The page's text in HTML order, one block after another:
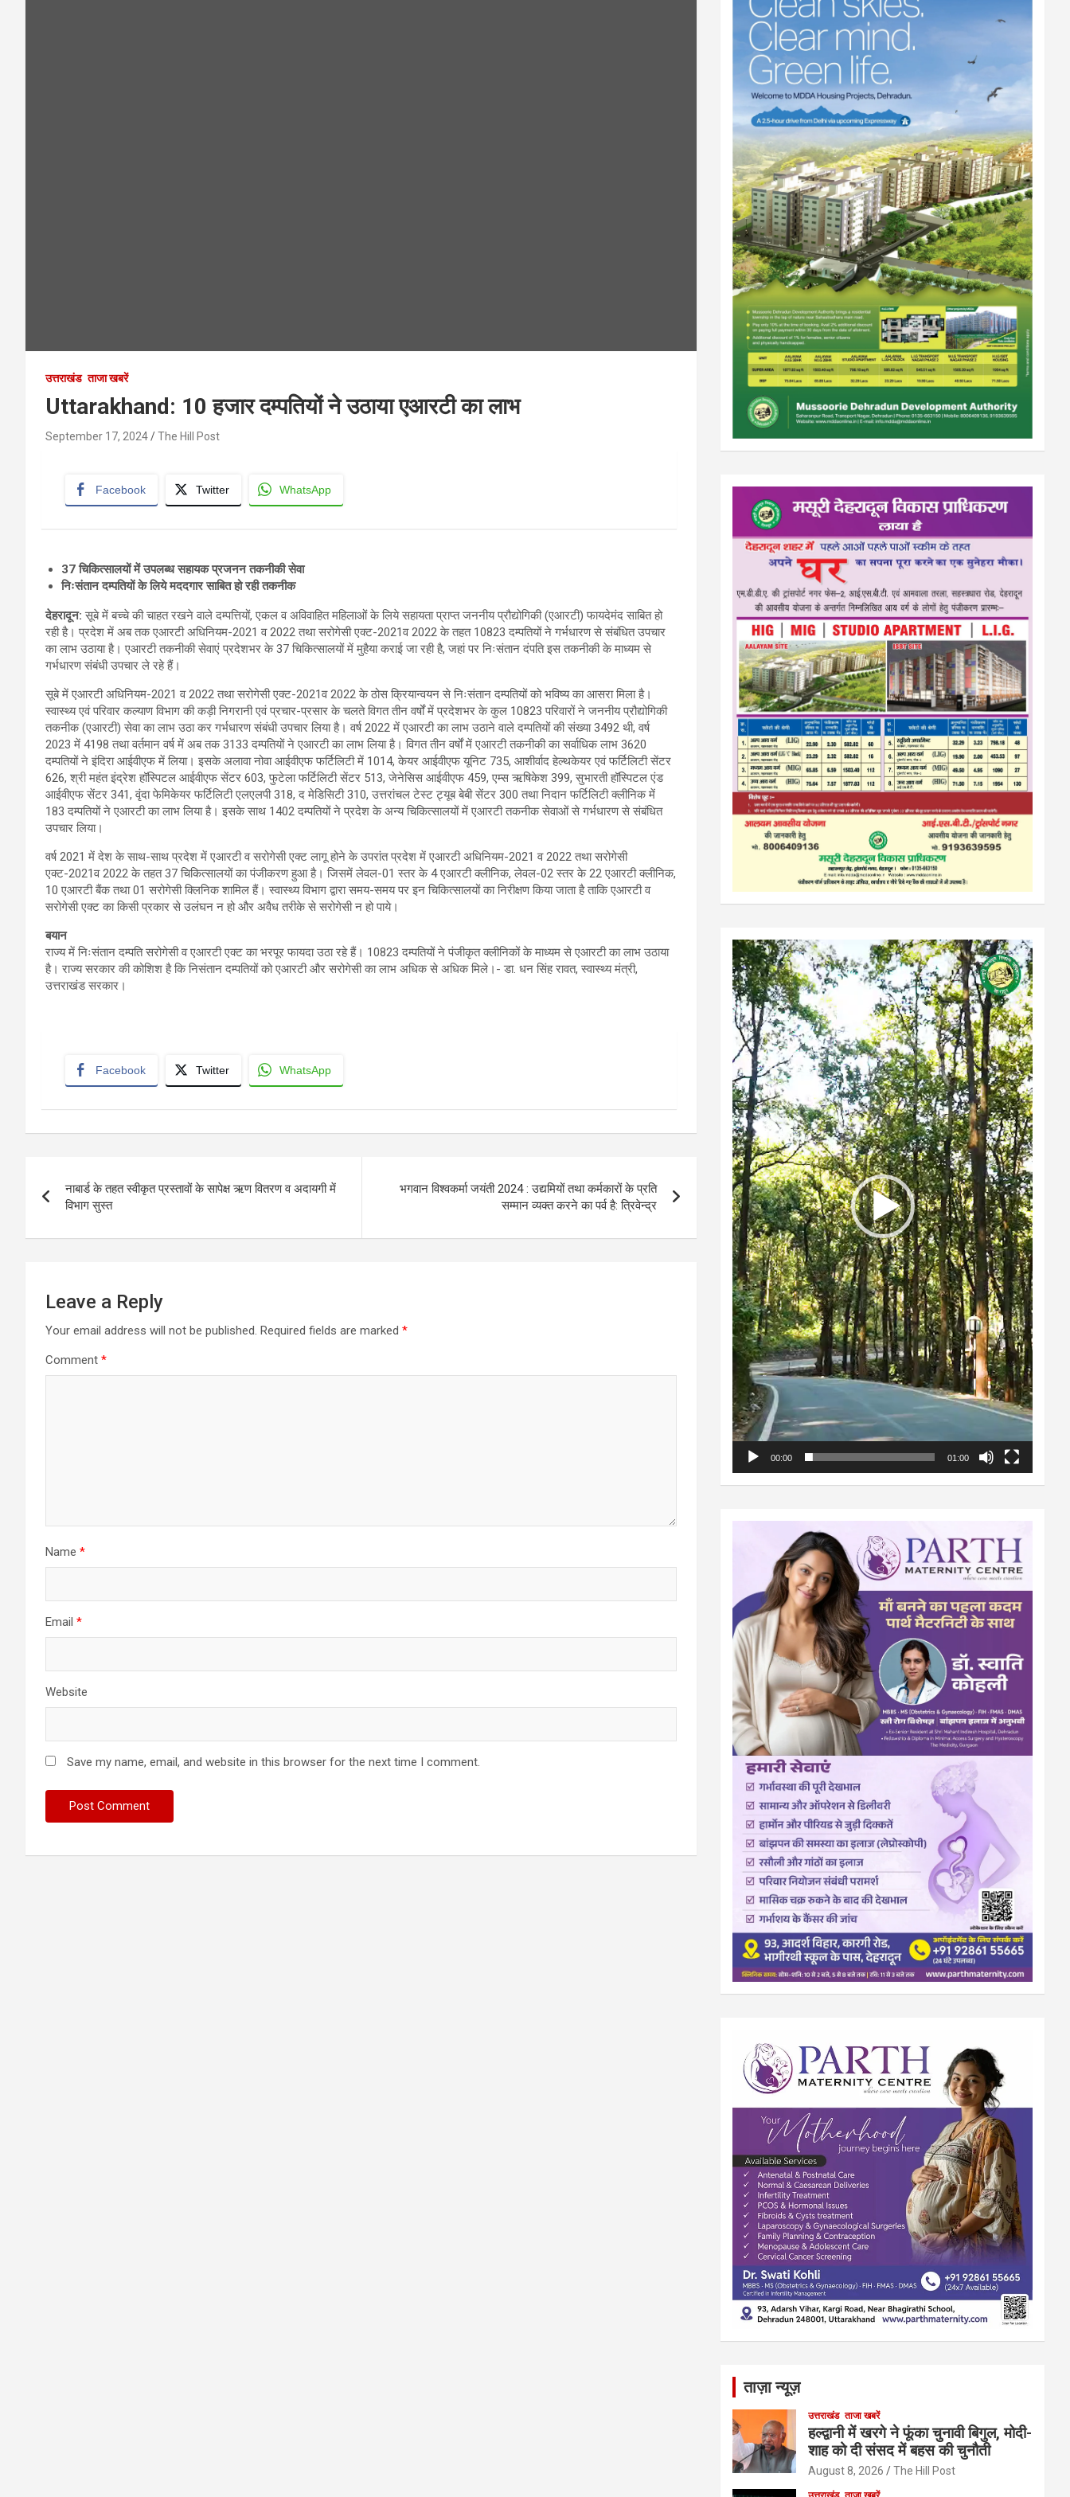
उत्तराखंड ताजा खबरें
Uttarakhand: 10 हजार दम्पतियों ने उठाया एआरटी का लाभ
September 17, 2024 The Hill Post
Facebook Twitter WhatsApp
37 चिकित्सालयों में उपलब्ध सहायक प्रजनन तकनीकी सेवा
निःसंतान दम्पतियों के लिये मददगार साबित हो रही तकनीक
देहरादून: सूबे में बच्चे की चाहत रखने वाले दम्पत्तियों, एकल व अविवाहित महिलाओं के लिये सहायता प्राप्त जननीय प्रौद्योगिकी (एआरटी) फायदेमंद साबित हो
रही है। प्रदेश में अब तक एआरटी अधिनियम-2021 व 2022 तथा सरोगेसी एक्ट-2021व 2022 के तहत 10823 दम्पतियों ने गर्भधारण से संबंधित उपचार
का लाभ उठाया है। एआरटी तकनीकी सेवाएं प्रदेशभर के 37 चिकित्सालयों में मुहैया कराई जा रही है, जहां पर निःसंतान दंपति इस तकनीकी के माध्यम से
गर्भधारण संबंधी उपचार ले रहे हैं।
सूबे में एआरटी अधिनियम-2021 व 2022 तथा सरोगेसी एक्ट-2021व 2022 के ठोस क्रियान्वयन से निःसंतान दम्पतियों को भविष्य का आसरा मिला है।
स्वास्थ्य एवं परिवार कल्याण विभाग की कड़ी निगरानी एवं प्रचार-प्रसार के चलते विगत तीन वर्षों में प्रदेशभर के कुल 10823 परिवारों ने जननीय प्रौद्योगिकी
तकनीक (एआरटी) सेवा का लाभ उठा कर गर्भधारण संबंधी उपचार लिया है। वर्ष 2022 में एआरटी का लाभ उठाने वाले दम्पतियों की संख्या 3492 थी, वर्ष
2023 में 4198 तथा वर्तमान वर्ष में अब तक 3133 दम्पतियों ने एआरटी का लाभ लिया है। विगत तीन वर्षों में एआरटी तकनीकी का सर्वाधिक लाभ 3620
दम्पतियों ने इंदिरा आईवीएफ में लिया। इसके अलावा नोवा आईवीएफ फर्टिलिटी में 1014, केयर आईवीएफ यूनिट 735, आशीर्वाद हेल्थकेयर एवं फर्टिलिटी सेंटर
626, श्री महंत इंद्रेश हॉस्पिटल आईवीएफ सेंटर 603, फुटेला फर्टिलिटी सेंटर 513, जेनेसिस आईवीएफ 459, एम्स ऋषिकेश 399, सुभारती हॉस्पिटल एंड
आईवीएफ सेंटर 341, वृंदा फेमिकेयर फर्टिलिटी एलएलपी 318, द मेडिसिटी 310, उत्तरांचल टेस्ट ट्यूब बेबी सेंटर 300 तथा निदान फर्टिलिटी क्लीनिक में
183 दम्पतियों ने एआरटी का लाभ लिया है। इसके साथ 1402 दम्पतियों ने प्रदेश के अन्य चिकित्सालयों में एआरटी तकनीक सेवाओं से गर्भधारण से संबंधित
उपचार लिया।
वर्ष 2021 में देश के साथ-साथ प्रदेश में एआरटी व सरोगेसी एक्ट लागू होने के उपरांत प्रदेश में एआरटी अधिनियम-2021 व 2022 तथा सरोगेसी
एक्ट-2021व 2022 के तहत 37 चिकित्सालयों का पंजीकरण हुआ है। जिसमें लेवल-01 स्तर के 4 एआरटी क्लीनिक, लेवल-02 स्तर के 22 एआरटी क्लीनिक,
10 एआरटी बैंक तथा 01 सरोगेसी क्लिनिक शामिल हैं। स्वास्थ्य विभाग द्वारा समय-समय पर इन चिकित्सालयों का निरीक्षण किया जाता है ताकि एआरटी व
सरोगेसी एक्ट का किसी प्रकार से उलंघन न हो और अवैध तरीके से सरोगेसी न हो पाये।
बयान
राज्य में निःसंतान दम्पति सरोगेसी व एआरटी एक्ट का भरपूर फायदा उठा रहे हैं। 10823 दम्पतियों ने पंजीकृत क्लीनिकों के माध्यम से एआरटी का लाभ उठाया
है। राज्य सरकार की कोशिश है कि निसंतान दम्पतियों को एआरटी और सरोगेसी का लाभ अधिक से अधिक मिले।- डा. धन सिंह रावत, स्वास्थ्य मंत्री,
उत्तराखंड सरकार।
Facebook Twitter WhatsApp
navigation
नाबार्ड के तहत स्वीकृत प्रस्तावों के सापेक्ष ऋण वितरण व अदायगी में
विभाग सुस्त
भगवान विश्वकर्मा जयंती 2024 : उद्यमियों तथा कर्मकारों के प्रति
सम्मान व्यक्त करने का पर्व है: त्रिवेन्द्र
Leave a Reply
Your email address will not be published. Required fields are marked *
Comment *
Name *
Email *
Website
Save my name, email, and website in this browser for the next time I comment.
Video
Player
00:00 01:00
ताज़ा न्यूज़
उत्तराखंड ताजा खबरें
हल्द्वानी में खरगे ने फूंका चुनावी बिगुल, मोदी-
शाह को दी संसद में बहस की चुनौती
August 8, 2026 The Hill Post